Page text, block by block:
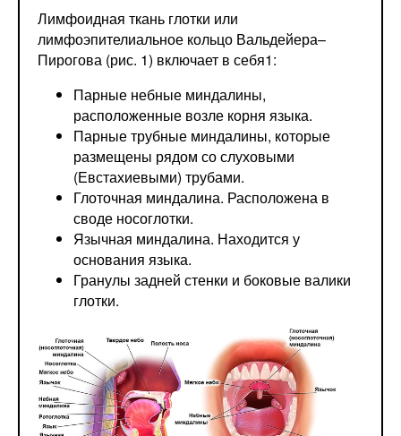
Лимфоидная ткань глотки или
лимфоэпителиальное кольцо Вальдейера–
Пирогова (рис. 1) включает в себя1:
Парные небные миндалины,
расположенные возле корня языка.
Парные трубные миндалины, которые
размещены рядом со слуховыми
(Евстахиевыми) трубами.
Глоточная миндалина. Расположена в
своде носоглотки.
Язычная миндалина. Находится у
основания языка.
Гранулы задней стенки и боковые валики
глотки.